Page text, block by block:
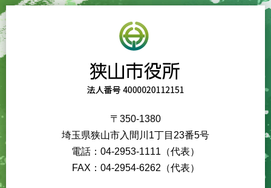
〒350-1380
埼玉県狭山市入間川1丁目23番5号
電話：04-2953-1111（代表）
FAX：04-2954-6262（代表）